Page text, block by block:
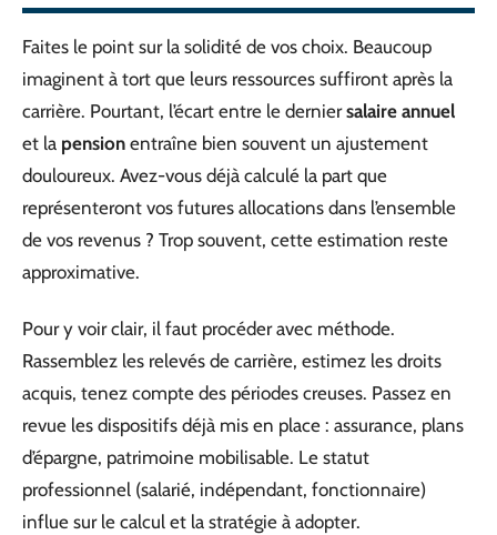
Faites le point sur la solidité de vos choix. Beaucoup
imaginent à tort que leurs ressources suffiront après la
carrière. Pourtant, l’écart entre le derniersalaire annuel
et la pension entraîne bien souvent un ajustement
douloureux. Avez-vous déjà calculé la part que
représenteront vos futures allocations dans l’ensemble
de vos revenus ? Trop souvent, cette estimation reste
approximative.
Pour y voir clair, il faut procéder avec méthode.
Rassemblez les relevés de carrière, estimez les droits
acquis, tenez compte des périodes creuses. Passez en
revue les dispositifs déjà mis en place : assurance, plans
d’épargne, patrimoine mobilisable. Le statut
professionnel (salarié, indépendant, fonctionnaire)
influe sur le calcul et la stratégie à adopter.